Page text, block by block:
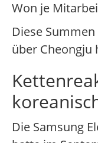
Won je
Diese
über Cheongju
Die Samsung